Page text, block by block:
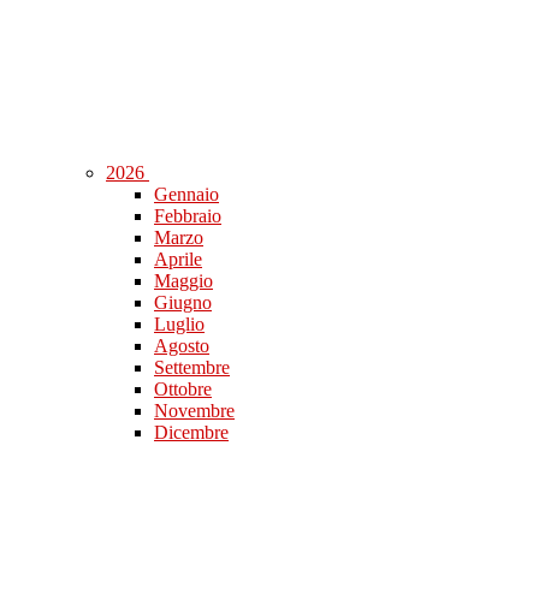
2026
Gennaio
Febbraio
Marzo
Aprile
Maggio
Giugno
Luglio
Agosto
Settembre
Ottobre
Novembre
Dicembre